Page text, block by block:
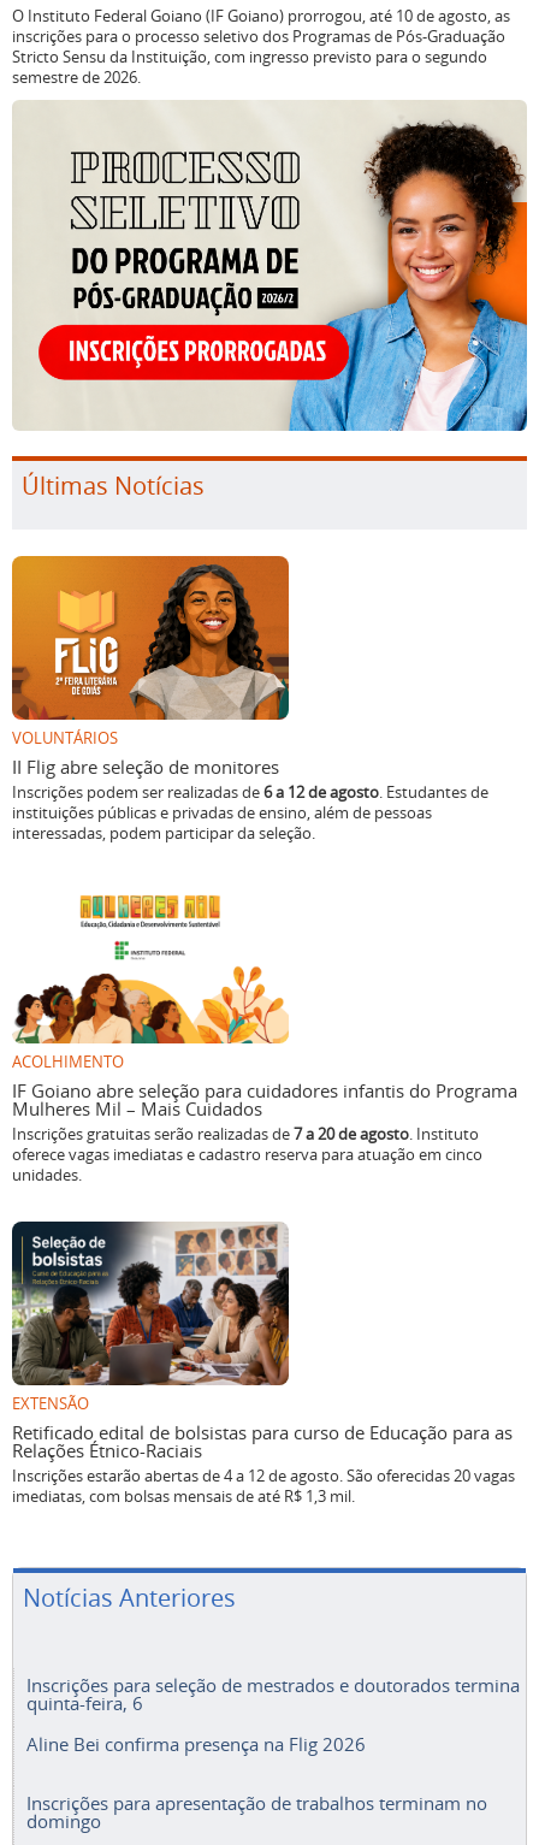
O Instituto Federal Goiano (IF Goiano) prorrogou, até 10 de agosto, as
inscrições para o processo seletivo dos Programas de Pós-Graduação
Stricto Sensu da Instituição, com ingresso previsto para o segundo
semestre de 2026.
Últimas Notícias
VOLUNTÁRIOS
II Flig abre seleção de monitores
Inscrições podem ser realizadas de6 a 12 de agosto. Estudantes de
instituições públicas e privadas de ensino, além de pessoas
interessadas, podem participar da seleção.
ACOLHIMENTO
IF Goiano abre seleção para cuidadores infantis do Programa
Mulheres Mil – Mais Cuidados
Inscrições gratuitas serão realizadas de7 a 20 de agosto. Instituto
oferece vagas imediatas e cadastro reserva para atuação em cinco
unidades.
EXTENSÃO
Retificado edital de bolsistas para curso de Educação para as
Relações Étnico-Raciais
Inscrições estarão abertas de 4 a 12 de agosto. São oferecidas 20 vagas
imediatas, com bolsas mensais de até R$ 1,3 mil.
Notícias Anteriores
Inscrições para seleção de mestrados e doutorados termina
quinta-feira, 6
Aline Bei confirma presença na Flig 2026
Inscrições para apresentação de trabalhos terminam no
domingo